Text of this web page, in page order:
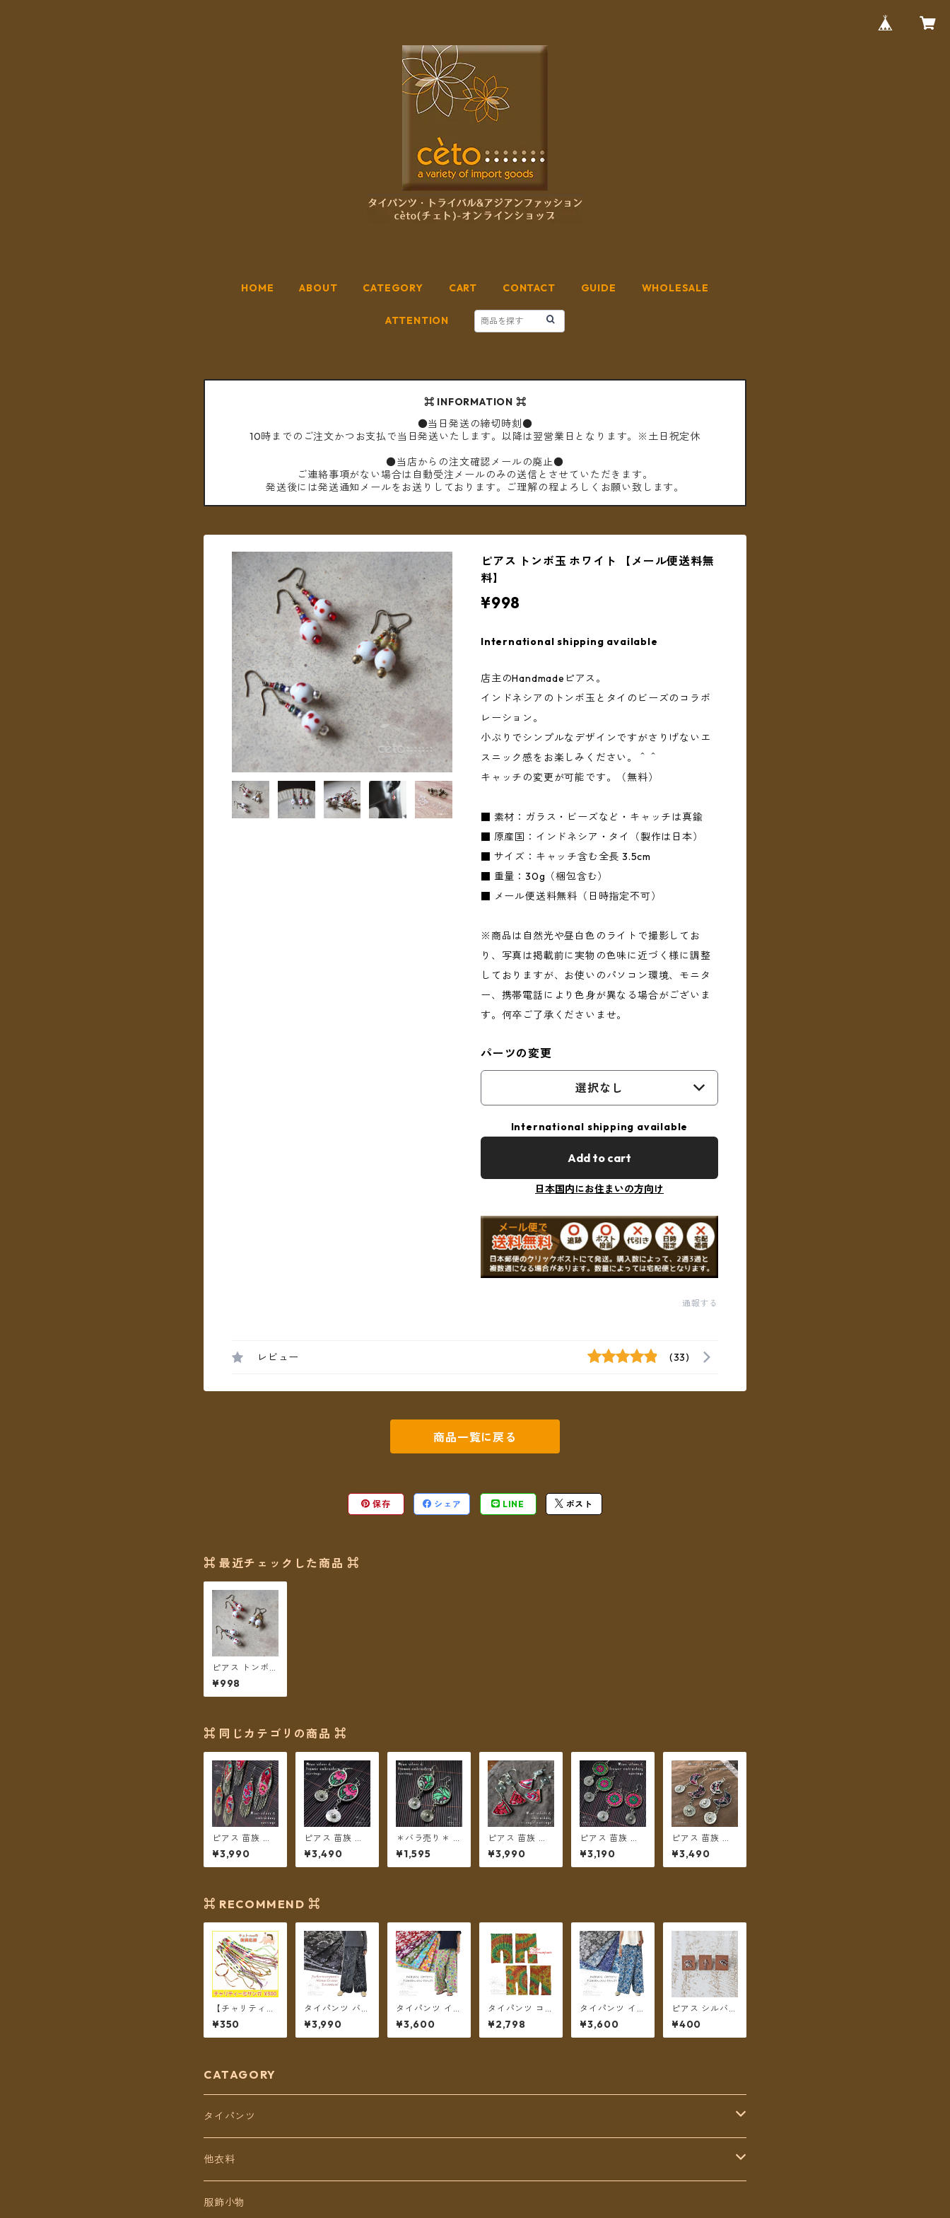
HOME ABOUT CATEGORY CART CONTACT GUIDE WHOLESALE
ATTENTION
⌘ INFORMATION ⌘
●当日発送の締切時刻●
10時までのご注文かつお支払で当日発送いたします。以降は翌営業日となります。※土日祝定休
●当店からの注文確認メールの廃止●
ご連絡事項がない場合は自動受注メールのみの送信とさせていただきます。
発送後には発送通知メールをお送りしております。ご理解の程よろしくお願い致します。
ピアス トンボ玉 ホワイト 【メール便送料無
料】
¥998
International shipping available
店主のHandmadeピアス。
インドネシアのトンボ玉とタイのビーズのコラボ
レーション。
小ぶりでシンプルなデザインですがさりげないエ
スニック感をお楽しみください。＾＾
キャッチの変更が可能です。（無料）
■ 素材：ガラス・ビーズなど・キャッチは真鍮
■ 原産国：インドネシア・タイ（製作は日本）
■ サイズ：キャッチ含む全長 3.5cm
■ 重量：30g（梱包含む）
■ メール便送料無料（日時指定不可）
※商品は自然光や昼白色のライトで撮影してお
り、写真は掲載前に実物の色味に近づく様に調整
しておりますが、お使いのパソコン環境、モニタ
ー、携帯電話により色身が異なる場合がございま
す。何卒ご了承くださいませ。
パーツの変更
選択なし
International shipping available
Add to cart
日本国内にお住まいの方向け
通報する
レビュー (33)
商品一覧に戻る
保存 シェア LINE ポスト
⌘ 最近チェックした商品 ⌘
ピアス トンボ玉
ホワイト 【メー
ル便送料無料】
¥998
⌘ 同じカテゴリの商品 ⌘
ピアス 苗族 ミ
ャオシルバー 刺
繍古布 舟形
【メール便送料
¥3,990
ピアス 苗族 ミ
ャオシルバー 刺
繍布 楕円型 ピ
ンク系 【メール
¥3,490
＊バラ売り＊ ピ
アス 苗族 ミャ
オシルバー 刺繍
布 楕円型 グリ
¥1,595
ピアス 苗族 ミ
ャオシルバー 刺
繍古布 三角形
【メール便送料
¥3,990
ピアス 苗族 ミ
ャオシルバー フ
ラワー刺繍 丸型
【メール便送料
¥3,190
ピアス 苗族 ミ
ャオシルバー 刺
繍古布 月型
【メール便送料
¥3,490
⌘ RECOMMEND ⌘
【チャリティー
商品】チェトch
anのチャリティ
ーミサンガ
¥350
タイパンツ バリ
バティック柄 モ
ノトーン ボタニ
カル 3タイプ リ
¥3,990
タイパンツ イン
ド綿 インド更紗
no.12 フラワー
プリント 2タイ
¥3,600
タイパンツ コッ
トンタイダイ ミ
ディアム丈（グ
リーン系）★全
¥2,798
タイパンツ イン
ド綿 インド更紗
no.13 ネイビー
&モノトーン フ
料】
¥3,600
ピアス シルバー
ピアス でんわ/
にんげん/トゥ
クトゥク
¥400
CATAGORY
タイパンツ
定番無地タイパンツ
チェトオリジナル
他衣料
トップス
服飾小物